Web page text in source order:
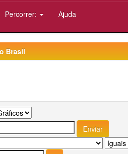
Percorrer: Ajuda
Brasil